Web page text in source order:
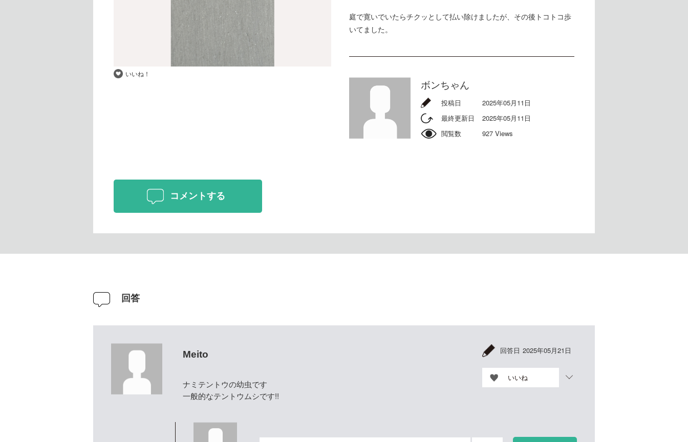
いいね！
庭で寛いでいたらチクッとして払い除けましたが、その後トコトコ歩
いてました。
ボンちゃん
投稿日
2025年05月11日
最終更新日
2025年05月11日
閲覧数
927 Views
コメントする
回答
Meito
ナミテントウの幼虫です
一般的なテントウムシです!!
回答日 2025年05月21日
いいね